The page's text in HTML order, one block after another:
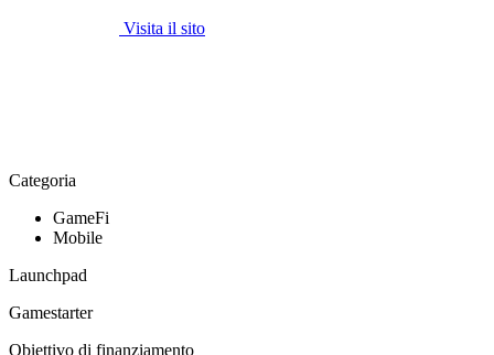
Visita il sito
Categoria
GameFi
Mobile
Launchpad
Gamestarter
Obiettivo di finanziamento